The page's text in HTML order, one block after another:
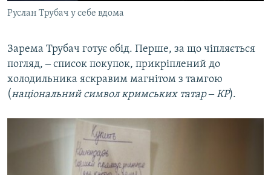
Руслан Трубач у себе вдома
Зарема Трубач готує обід. Перше, за що чіпляється
погляд, ‒ список покупок, прикріплений до
холодильника яскравим магнітом з тамгою
(національний символ кримських татар ‒ КР).